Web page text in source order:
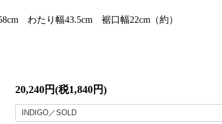
わたり幅43.5cm 裾口幅22cm（約）
20,240円(税1,840円)